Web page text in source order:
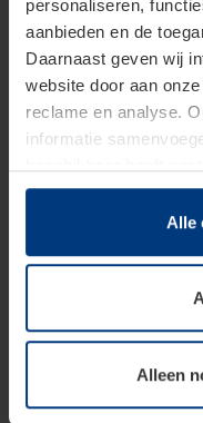
personaliseren,
aanbieden en de
Daarnaast geven wij
website door aan
reclame en analyse.
informatie
hun diensten hebben
Juridisch hebben wij
van deze pagina's
soorten cookies is uw
toestemming kunt u
wijzigen of herroepen.
Alle
Alleen